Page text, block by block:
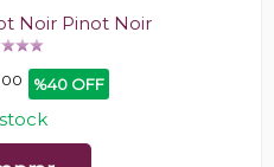
Noir Pinot Noir
00 %40 OFF